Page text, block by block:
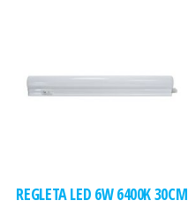
REGLETA LED 6W 6400K 30CM